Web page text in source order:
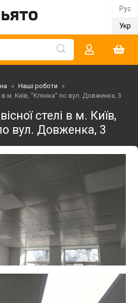
Рус
Укр
» Наші роботи
»
в м. Київ, "Клініка" по вул. Довженка, 3
стелі в м. Київ,
вул. Довженка, 3